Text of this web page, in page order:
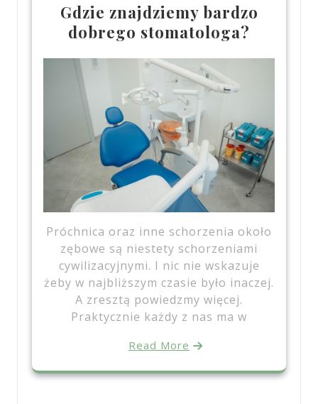
Gdzie znajdziemy bardzo
dobrego stomatologa?
Próchnica oraz inne schorzenia około
zębowe są niestety schorzeniami
cywilizacyjnymi. I nic nie wskazuje
żeby w najbliższym czasie było inaczej.
A zresztą powiedzmy więcej.
Praktycznie każdy z nas ma w
Read More